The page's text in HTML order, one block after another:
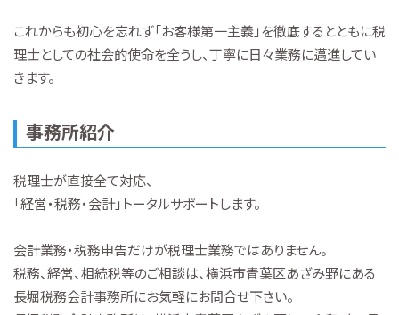
これからも初心を忘れず「お客様第一主義」を徹底するとともに税
理士としての社会的使命を全うし、丁寧に日々業務に邁進してい
きます。
事務所紹介
税理士が直接全て対応、
「経営・税務・会計」トータルサポートします。
会計業務・税務申告だけが税理士業務ではありません。
税務、経営、相続税等のご相談は、横浜市青葉区あざみ野にある
長堀税務会計事務所にお気軽にお問合せ下さい。